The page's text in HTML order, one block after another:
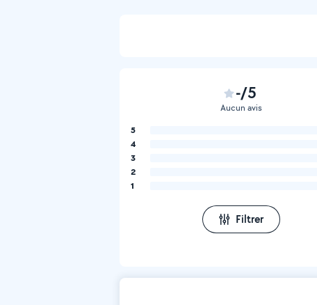
-/5
Aucun avis
5
4
3
2
1
Filtrer